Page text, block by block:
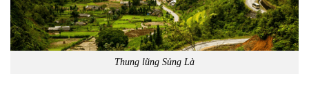
Thung lũng Sủng Là